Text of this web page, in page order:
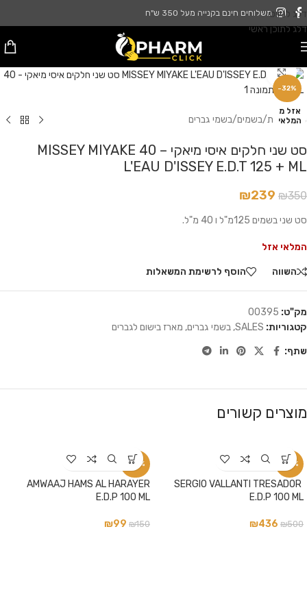
דלג לניווט
דלג לתוכן ראשי
משלוחים חינם בקנייה מעל 350 ש"ח
-32%
אזל מ
המלאי
לחץ להגדלה
עמוד הבית/בשמים/בשמי גברים
סט שני חלקים איסי מיאקי – 40 MISSEY MIYAKE
L'EAU D'ISSEY E.D.T 125 + ML
₪350
₪239
סט שני בשמים 125מ"ל ו 40 מ"ל.
המלאי אזל
השווה הוסף לרשימת המשאלות
מק"ט: 00395
קטגוריות: SALES
, בשמי גברים, מארז בישום לגברים
שתף:
מוצרים קשורים
-13%
SERGIO VALLANTI TRESADOR
E.D.P 100 ML
₪500
₪436
-34%
AMWAAJ HAMS AL HARAYER
E.D.P 100 ML
₪150
₪99